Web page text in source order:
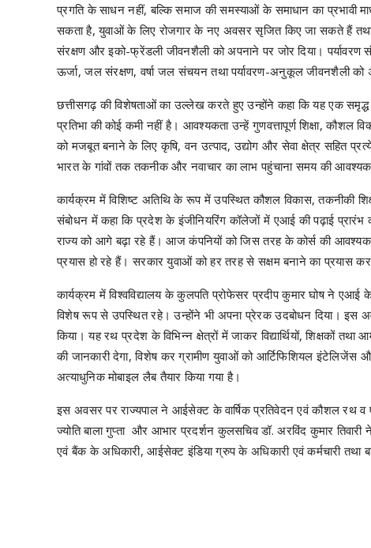
प्रगति के साधन नहीं, बल्कि समाज की समस्याओं के समाधान का प्रभावी
सकता है, युवाओं के लिए रोजगार के नए अवसर सृजित किए जा सकते हैं
संरक्षण और इको-फ्रेंडली जीवनशैली को अपनाने पर जोर दिया। पर्यावरण
ऊर्जा, जल संरक्षण, वर्षा जल संचयन तथा पर्यावरण-अनुकूल जीवनशैली
छत्तीसगढ़ की विशेषताओं का उल्लेख करते हुए उन्होंने कहा कि यह एक
प्रतिभा की कोई कमी नहीं है। आवश्यकता उन्हें गुणवत्तापूर्ण शिक्षा,
को मजबूत बनाने के लिए कृषि, वन उत्पाद, उद्योग और सेवा क्षेत्र सहित
भारत के गांवों तक तकनीक और नवाचार का लाभ पहुंचाना समय की
कार्यक्रम में विशिष्ट अतिथि के रूप में उपस्थित कौशल विकास, तकनीकी
संबोधन में कहा कि प्रदेश के इंजीनियरिंग कॉलेजों में एआई की पढ़ाई
राज्य को आगे बढ़ा रहे हैं। आज कंपनियों को जिस तरह के कोर्स की
प्रयास हो रहे हैं। सरकार युवाओं को हर तरह से सक्षम बनाने का प्रयास
कार्यक्रम में विश्वविद्यालय के कुलपति प्रोफेसर प्रदीप कुमार घोष ने
विशेष रूप से उपस्थित रहे। उन्होंने भी अपना प्रेरक उदबोधन दिया। इस
किया। यह रथ प्रदेश के विभिन्न क्षेत्रों में जाकर विद्यार्थियों, शिक्षकों
की जानकारी देगा, विशेष कर ग्रामीण युवाओं को आर्टिफिशियल इंटेलिजेंस
अत्याधुनिक मोबाइल लैब तैयार किया गया है।
इस अवसर पर राज्यपाल ने आईसेक्ट के वार्षिक प्रतिवेदन एवं कौशल रथ
ज्योति बाला गुप्ता और आभार प्रदर्शन कुलसचिव डॉ. अरविंद कुमार तिवारी
एवं बैंक के अधिकारी, आईसेक्ट इंडिया ग्रुप के अधिकारी एवं कर्मचारी तथा